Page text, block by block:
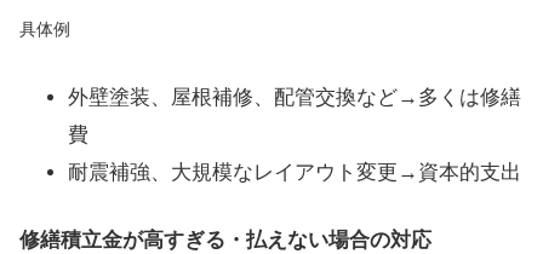
具体例
外壁塗装、屋根補修、配管交換など→多くは修繕
費
耐震補強、大規模なレイアウト変更→資本的支出
修繕積立金が高すぎる・払えない場合の対応